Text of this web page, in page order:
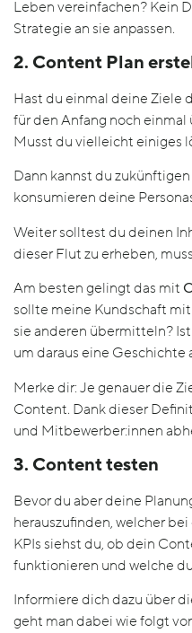
Leben vereinfachen? Kein
Strategie an sie anpassen.
2. Content Plan
Hast du einmal deine Ziele
für den Anfang noch
Musst du vielleicht einiges
Dann kannst du
konsumieren deine
Weiter solltest du deinen
dieser Flut zu erheben,
Am besten gelingt das mit
sollte meine Kundschaft
sie anderen übermitteln?
um daraus eine Geschichte
Merke dir: Je genauer die
Content. Dank dieser
und Mitbewerber:innen
3. Content testen
Bevor du aber deine
herauszufinden, welcher
KPIs siehst du, ob dein
funktionieren und welche
Informiere dich dazu über
geht man dabei wie folgt